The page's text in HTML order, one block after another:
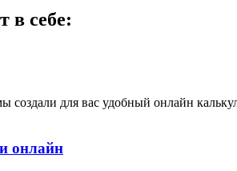
в себе:
создали для вас удобный онлайн
онлайн